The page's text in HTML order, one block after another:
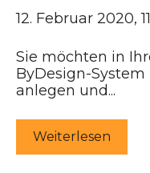
12. Februar 2020,
Sie möchten in
ByDesign-
anlegen und...
Weiterlesen